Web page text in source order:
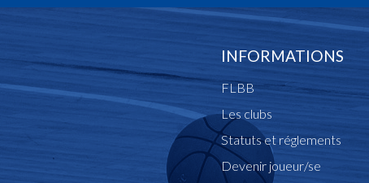
INFORMATIONS
FLBB
Les clubs
Statuts et réglements
Devenir joueur/se